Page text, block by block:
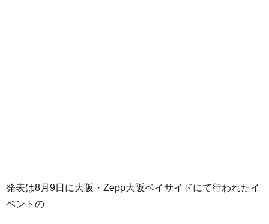
発表は8月9日に大阪・Zepp大阪ベイサイドにて行われたイ
ベントの